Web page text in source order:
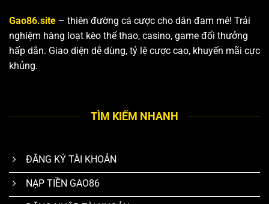
Gao86.site – thiên đường cá cược cho dân đam mê! Trải
nghiệm hàng loạt kèo thể thao, casino, game đổi thưởng
hấp dẫn. Giao diện dễ dùng, tỷ lệ cược cao, khuyến mãi cực
khủng.
TÌM KIẾM NHANH
ĐĂNG KÝ TÀI KHOẢN
NẠP TIỀN GAO86